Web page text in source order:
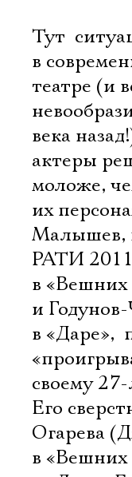
Тут 
в
театре (и
века
актеры
моложе,
их
Малышев,
РАТИ
в «Вешних
и
в «Даре», 
своему
Его
Огарева
в «Вешних